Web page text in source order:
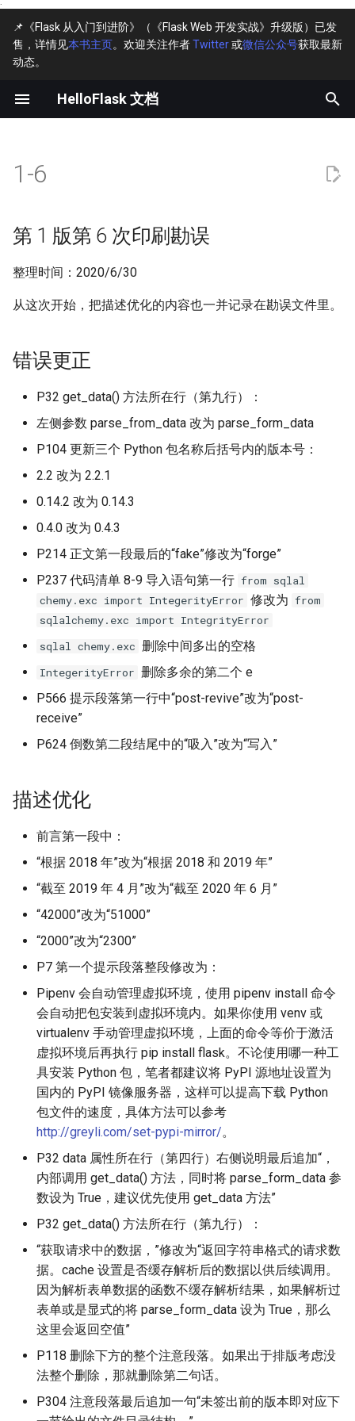
·
📌《Flask 从入门到进阶》（《Flask Web 开发实战》升级版）已发
售，详情见本书主页。欢迎关注作者Twitter或微信公众号获取最新
动态。
HelloFlask 文档
键
始
主页↗
完整目录
勘误
第 1 版第 6 次印刷勘误
描述优化
主页↗
在线阅读↗
主页↗
1-6
第 1 版第 6 次印刷勘误
整理时间：2020/6/30
从这次开始，把描述优化的内容也一并记录在勘误文件里。
错误更正
P32 get_data() 方法所在行（第九行）：
左侧参数 parse_from_data 改为 parse_form_data
P104 更新三个 Python 包名称后括号内的版本号：
2.2 改为 2.2.1
0.14.2 改为 0.14.3
0.4.0 改为 0.4.3
P214 正文第一段最后的“fake”修改为“forge”
P237 代码清单 8-9 导入语句第一行 from sqlal
chemy.exc import IntegerityError 修改为 from
sqlalchemy.exc import IntegrityError
sqlal chemy.exc 删除中间多出的空格
IntegerityError 删除多余的第二个 e
P566 提示段落第一行中“post-revive”改为“post-
receive”
P624 倒数第二段结尾中的“吸入”改为“写入”
描述优化
前言第一段中：
“根据 2018 年”改为“根据 2018 和 2019 年”
“截至 2019 年 4 月”改为“截至 2020 年 6 月”
“42000”改为“51000”
“2000”改为“2300”
P7 第一个提示段落整段修改为：
Pipenv 会自动管理虚拟环境，使用 pipenv install 命令
会自动把包安装到虚拟环境内。如果你使用 venv 或
virtualenv 手动管理虚拟环境，上面的命令等价于激活
虚拟环境后再执行 pip install flask。不论使用哪一种工
具安装 Python 包，笔者都建议将 PyPI 源地址设置为
国内的 PyPI 镜像服务器，这样可以提高下载 Python
包文件的速度，具体方法可以参考
http://greyli.com/set-pypi-mirror/。
P32 data 属性所在行（第四行）右侧说明最后追加“，
内部调用 get_data() 方法，同时将 parse_form_data 参
数设为 True，建议优先使用 get_data 方法”
P32 get_data() 方法所在行（第九行）：
“获取请求中的数据，”修改为“返回字符串格式的请求数
据。cache 设置是否缓存解析后的数据以供后续调用。
因为解析表单数据的函数不缓存解析结果，如果解析过
表单或是显式的将 parse_form_data 设为 True，那么
这里会返回空值”
P118 删除下方的整个注意段落。如果出于排版考虑没
法整个删除，那就删除第二句话。
P304 注意段落最后追加一句“未签出前的版本即对应下